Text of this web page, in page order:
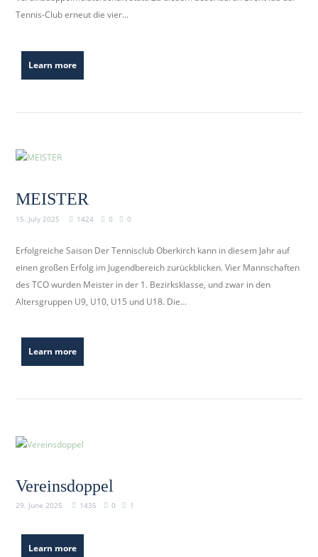
Tennis-Club erneut die vier...
Learn more
MEISTER
15. July 2025 1424 0 0
Erfolgreiche Saison Der Tennisclub Oberkirch kann in diesem Jahr auf
einen großen Erfolg im Jugendbereich zurückblicken. Vier Mannschaften
des TCO wurden Meister in der 1. Bezirksklasse, und zwar in den
Altersgruppen U9, U10, U15 und U18. Die...
Learn more
Vereinsdoppel
29. June 2025 1435 0 1
Learn more